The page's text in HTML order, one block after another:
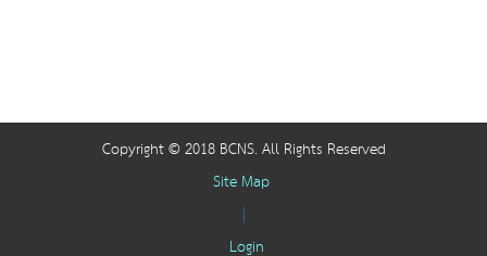
Copyright © 2018 BCNS. All Rights Reserved
Site Map
|
Login